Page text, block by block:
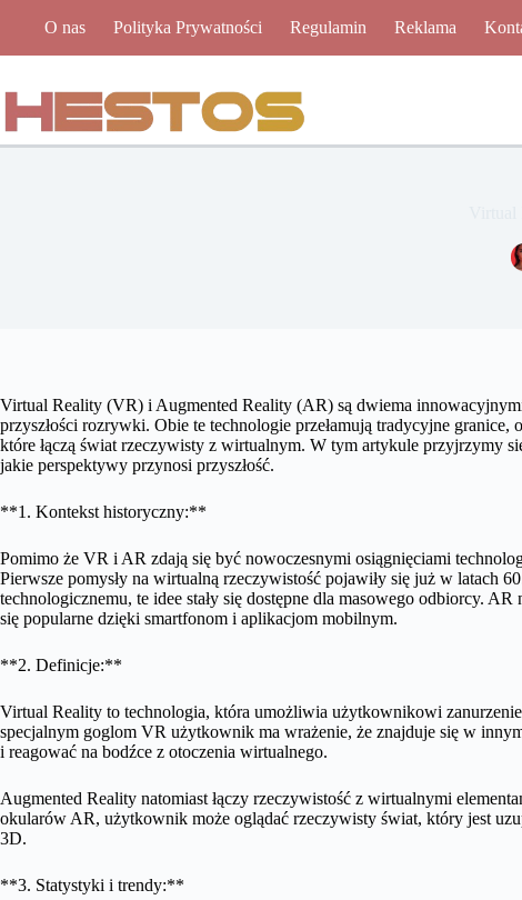
O nas Polityka Prywatności Regulamin Reklama
Virtual Reality (VR) i Augmented Reality (AR) są dwiema
przyszłości rozrywki. Obie te technologie przełamują tradycyjne
które łączą świat rzeczywisty z wirtualnym. W tym artykule przyjrzymy
jakie perspektywy przynosi przyszłość.
**1. Kontekst historyczny:**
Pomimo że VR i AR zdają się być nowoczesnymi osiągnięciami
Pierwsze pomysły na wirtualną rzeczywistość pojawiły się już w latach
technologicznemu, te idee stały się dostępne dla masowego odbiorcy.
się popularne dzięki smartfonom i aplikacjom mobilnym.
**2. Definicje:**
Virtual Reality to technologia, która umożliwia użytkownikowi
specjalnym goglom VR użytkownik ma wrażenie, że znajduje się w
i reagować na bodźce z otoczenia wirtualnego.
Augmented Reality natomiast łączy rzeczywistość z wirtualnymi
okularów AR, użytkownik może oglądać rzeczywisty świat, który jest
3D.
**3. Statystyki i trendy:**